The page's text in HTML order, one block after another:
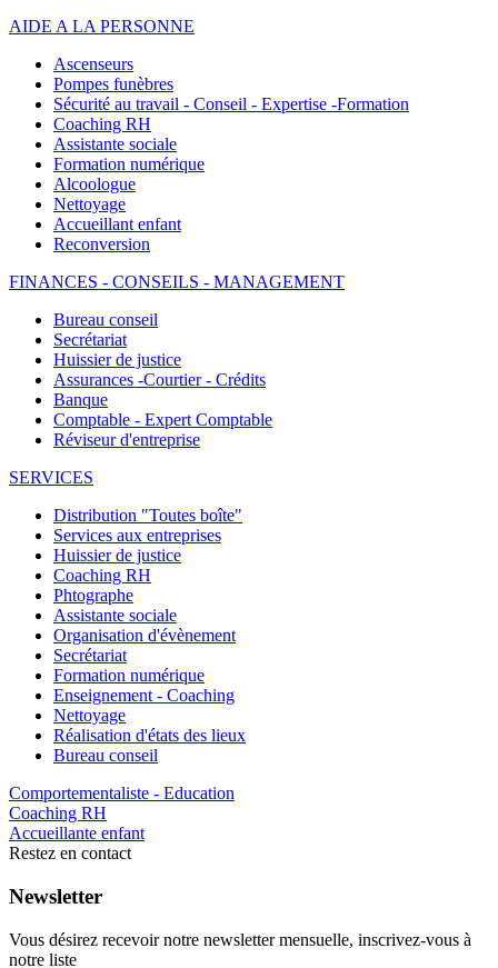
AIDE A LA PERSONNE
Ascenseurs
Pompes funèbres
Sécurité au travail - Conseil - Expertise -Formation
Coaching RH
Assistante sociale
Formation numérique
Alcoologue
Nettoyage
Accueillant enfant
Reconversion
FINANCES - CONSEILS - MANAGEMENT
Bureau conseil
Secrétariat
Huissier de justice
Assurances -Courtier - Crédits
Banque
Comptable - Expert Comptable
Réviseur d'entreprise
SERVICES
Distribution "Toutes boîte"
Services aux entreprises
Huissier de justice
Coaching RH
Phtographe
Assistante sociale
Organisation d'évènement
Secrétariat
Formation numérique
Enseignement - Coaching
Nettoyage
Réalisation d'états des lieux
Bureau conseil
Comportementaliste - Education
Coaching RH
Accueillante enfant
Restez en contact
Newsletter
Vous désirez recevoir notre newsletter mensuelle, inscrivez-vous à
notre liste